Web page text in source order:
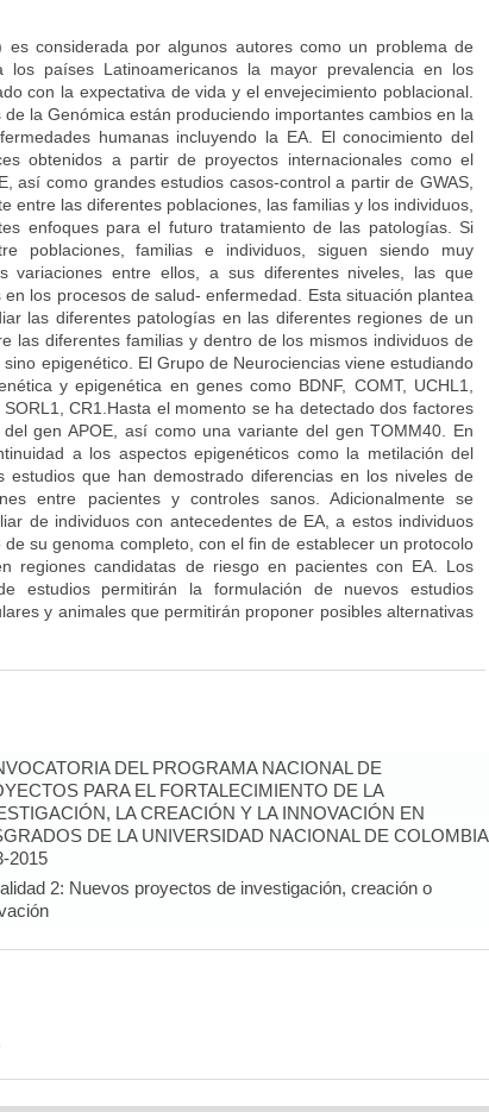
es considerada por algunos autores como un problema de
los países Latinoamericanos la mayor prevalencia en los
con la expectativa de vida y el envejecimiento poblacional.
la Genómica están produciendo importantes cambios en la
humanas incluyendo la EA. El conocimiento del
obtenidos a partir de proyectos internacionales como el
así como grandes estudios casos-control a partir de GWAS,
entre las diferentes poblaciones, las familias y los individuos,
enfoques para el futuro tratamiento de las patologías. Si
poblaciones, familias e individuos, siguen siendo muy
variaciones entre ellos, a sus diferentes niveles, las que
los procesos de salud- enfermedad. Esta situación plantea
las diferentes patologías en las diferentes regiones de un
las diferentes familias y dentro de los mismos individuos de
epigenético. El Grupo de Neurociencias viene estudiando
y epigenética en genes como BDNF, COMT, UCHL1,
CR1.Hasta el momento se ha detectado dos factores
gen APOE, así como una variante del gen TOMM40. En
a los aspectos epigenéticos como la metilación del
estudios que han demostrado diferencias en los niveles de
entre pacientes y controles sanos. Adicionalmente se
de individuos con antecedentes de EA, a estos individuos
su genoma completo, con el fin de establecer un protocolo
regiones candidatas de riesgo en pacientes con EA. Los
estudios permitirán la formulación de nuevos estudios
y animales que permitirán proponer posibles alternativas
DEL PROGRAMA NACIONAL DE
PARA EL FORTALECIMIENTO DE LA
LA CREACIÓN Y LA INNOVACIÓN EN
DE LA UNIVERSIDAD NACIONAL DE COLOMBIA
2015
2: Nuevos proyectos de investigación, creación o